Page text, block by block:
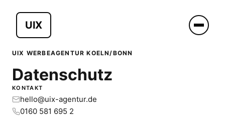
UIX
UIX WERBEAGENTUR KOELN/BONN
Datenschutz
KONTAKT
hello@uix-agentur.de
0160 581 695 2